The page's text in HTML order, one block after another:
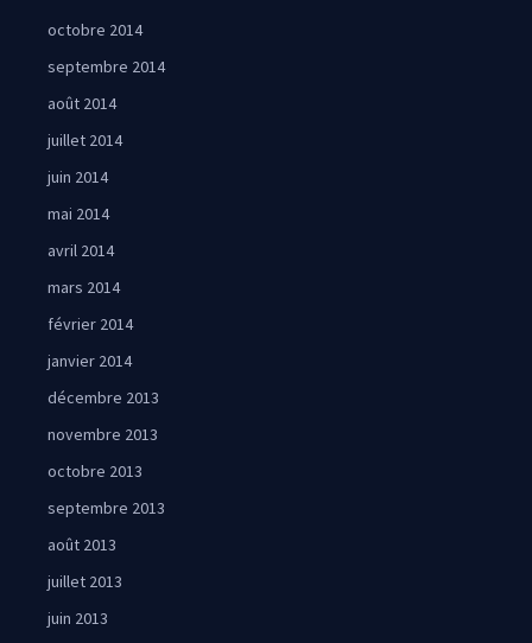
octobre 2014
septembre 2014
août 2014
juillet 2014
juin 2014
mai 2014
avril 2014
mars 2014
février 2014
janvier 2014
décembre 2013
novembre 2013
octobre 2013
septembre 2013
août 2013
juillet 2013
juin 2013